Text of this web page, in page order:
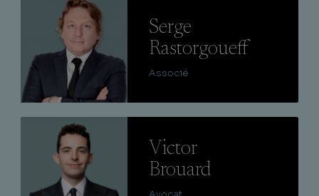
Serge
Rastorgoueff
Associé
Victor
Brouard